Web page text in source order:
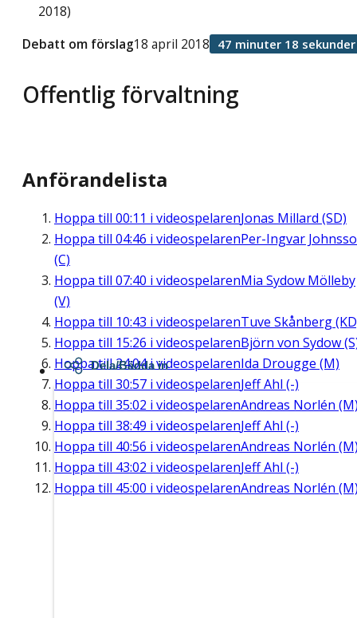
2018)
Offentlig förvaltning
Debatt om förslag18 april 2018 47 minuter 18 sekunder
Anförandelista
Hoppa till 00:11 i videospelarenJonas Millard (SD)
Hoppa till 04:46 i videospelarenPer-Ingvar
(C)
Hoppa till 07:40 i videospelarenMia Sydow Mölleby
(V)
Hoppa till 10:43 i videospelarenTuve Skånberg
Hoppa till 15:26 i videospelarenBjörn von Sydow
Hoppa till24:04i videospelarenIda Drougge (M)
Hoppa till 30:57 i videospelarenJeff Ahl (-)
Hoppa till 35:02 i videospelarenAndreas Norlén
Hoppa till 38:49 i videospelarenJeff Ahl (-)
Hoppa till 40:56 i videospelarenAndreas Norlén
Hoppa till 43:02 i videospelarenJeff Ahl (-)
Hoppa till 45:00 i videospelarenAndreas Norlén
Dela/Bädda in